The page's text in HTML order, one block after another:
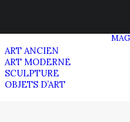
ART ANCIEN
ART MODERNE
SCULPTURE
OBJETS D’ART